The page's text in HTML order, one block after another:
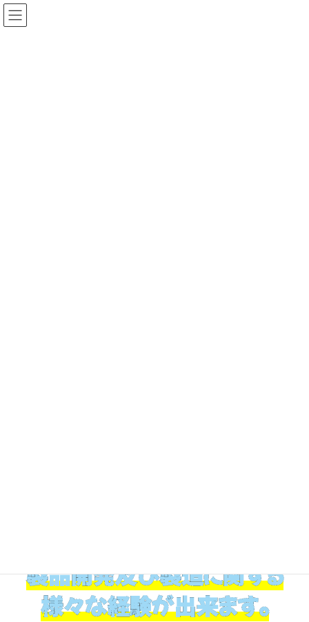
コ
ン
ナ
ビ
製品開発及び製造に関する
様々な経験が出来ます。